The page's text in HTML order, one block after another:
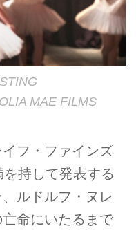
MAE FILMS
フ・ファインズ
持して発表する
ルドルフ・ヌレ
命にいたるまで